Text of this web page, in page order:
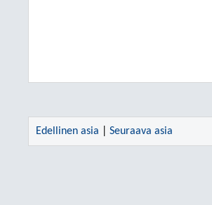
Edellinen asia Seuraava asia